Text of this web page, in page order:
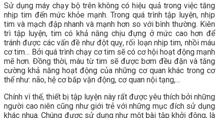
Sử dụng máy chạy bộ trên không có hiệu quả trong việc tăng
nhịp tim đến mức khỏe mạnh. Trong quá trình tập luyện, nhịp
tim và mạch đập nhanh và mạnh hơn so với bình thường. Kiên
trì tập luyện, tim có khả năng chịu đựng ở mức cao hơn để
tránh được các vấn đề như đột quỵ, rối loạn nhịp tim, nhồi máu
cơ tim… Bởi quá trình chạy cơ tim sẽ có cơ hội hoạt động mạnh
mẽ hơn. Đồng thời, máu từ tim sẽ được bơm đều đặn và tăng
cường khả năng hoạt động của những cơ quan khác trong cơ
thể như: não, hệ cơ bắp vận động, cơ quan nội tạng,…
Chính vì thế, thiết bị tập luyện này rất được yêu thích bởi những
người cao niên cũng như giới trẻ với những mục đích sử dụng
khác nhua. Chúng được sử dụng như một bài tập khởi động, là